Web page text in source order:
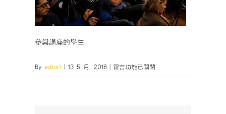
參與講座的學生
By editor1 13 5 月, 2016
在
〈參
留言功能已關閉